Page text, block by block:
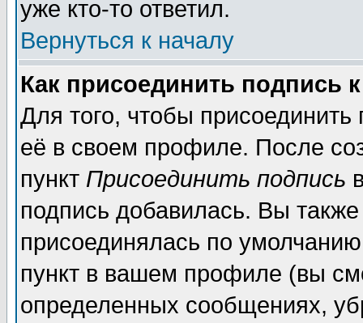
уже кто-то ответил.
Вернуться к началу
Как присоединить подпись
Для того, чтобы
её в своем профиле. После
пункт Присоединить подпись
подпись добавилась. Вы
присоединялась по
пункт в вашем профиле (вы
определенных сообщениях,